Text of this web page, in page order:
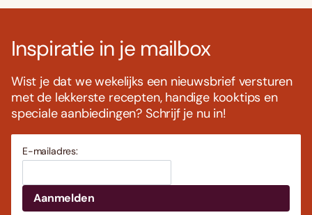
Inspiratie in je mailbox
Wist je dat we wekelijks een nieuwsbrief versturen
met de lekkerste recepten, handige kooktips en
speciale aanbiedingen? Schrijf je nu in!
E-mailadres: